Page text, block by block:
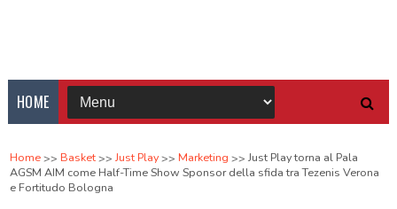
HOME
Home Basket Just Play Marketing
Just Play torna al Pala
AGSM AIM come Half-Time Show Sponsor della sfida tra Tezenis Verona
e Fortitudo Bologna